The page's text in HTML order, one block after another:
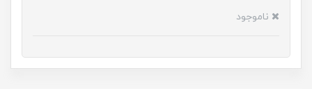
ناموجود